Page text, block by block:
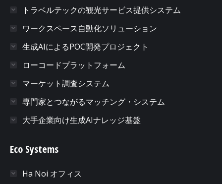
トラベルテックの観光サービス提供システム
ワークスペース自動化ソリューション
生成AIによるPOC開発プロジェクト
ローコードプラットフォーム
マーケット調査システム
専門家とつながるマッチング・システム
大手企業向け生成AIナレッジ基盤
Eco Systems
Ha Noi オフィス